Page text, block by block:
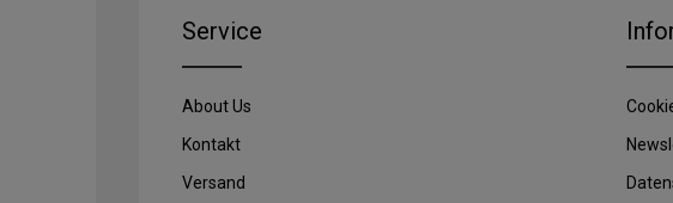
Service
About Us
Kontakt
Versand